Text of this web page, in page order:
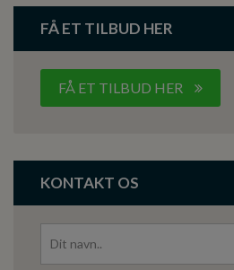
FÅ ET TILBUD HER
FÅ ET TILBUD HER
KONTAKT OS